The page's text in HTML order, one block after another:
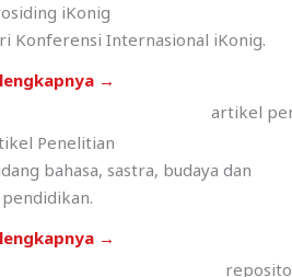
iKonig
Konferensi Internasional iKonig.
→
Penelitian
bahasa, sastra, budaya dan
pendidikan.
→